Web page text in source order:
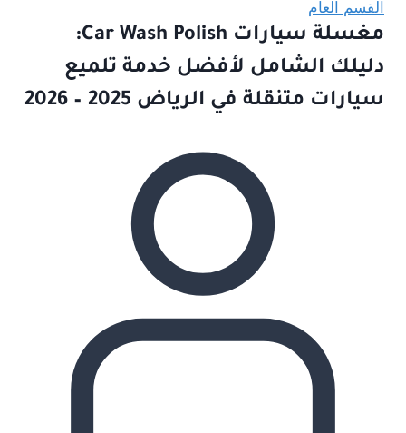
القسم العام
مغسلة سيارات Car Wash Polish:
دليلك الشامل لأفضل خدمة تلميع
سيارات متنقلة في الرياض 2025 – 2026